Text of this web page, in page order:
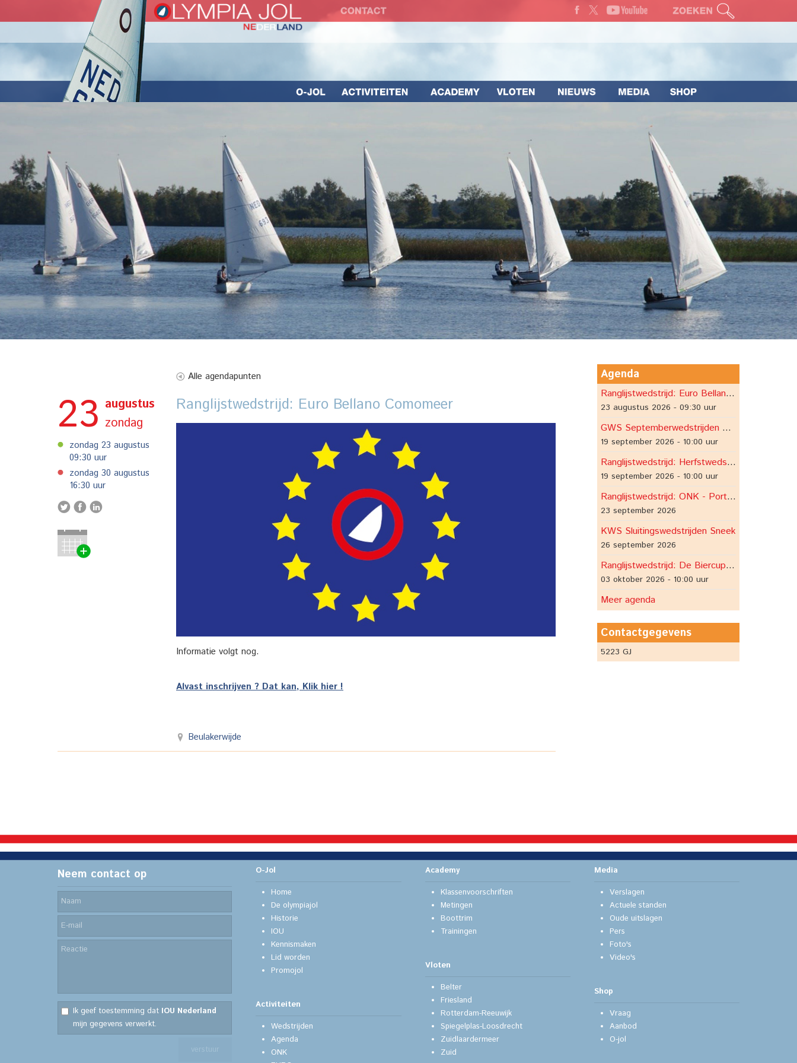
Alle agendapunten
23 augustus
zondag
zondag 23 augustus
09:30 uur
zondag 30 augustus
16:30 uur
Ranglijstwedstrijd: Euro Bellano Comomeer
Informatie volgt nog.
Alvast inschrijven ? Dat kan, Klik hier !
Beulakerwijde
Agenda
Ranglijstwedstrijd: Euro Bellano Comomeer
23 augustus 2026 - 09:30 uur
GWS Septemberwedstrijden op Grou
19 september 2026 - 10:00 uur
Ranglijstwedstrijd: Herfstwedstrijden Langweer
19 september 2026 - 10:00 uur
Ranglijstwedstrijd: ONK - Port Zélande, Ouddorp, Grevelingen
23 september 2026
KWS Sluitingswedstrijden Sneek
26 september 2026
Ranglijstwedstrijd: De Biercup Belterwiede
03 oktober 2026 - 10:00 uur
Meer agenda
Contactgegevens
5223 GJ
Neem contact op
Ik geef toestemming dat IOU Nederland
mijn gegevens verwerkt.
O-Jol
Home
De olympiajol
Historie
IOU
Kennismaken
Lid worden
Promojol
Activiteiten
Wedstrijden
Agenda
ONK
Academy
Klassenvoorschriften
Metingen
Boottrim
Trainingen
Vloten
Belter
Friesland
Rotterdam-Reeuwijk
Spiegelplas-Loosdrecht
Zuidlaardermeer
Zuid
Media
Verslagen
Actuele standen
Oude uitslagen
Pers
Foto's
Video's
Shop
Vraag
Aanbod
O-jol